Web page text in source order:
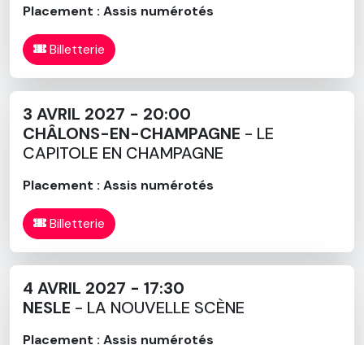
Placement : Assis numérotés
Billetterie
3 AVRIL 2027 - 20:00
CHÂLONS-EN-CHAMPAGNE - LE
CAPITOLE EN CHAMPAGNE
Placement : Assis numérotés
Billetterie
4 AVRIL 2027 - 17:30
NESLE - LA NOUVELLE SCÈNE
Placement : Assis numérotés